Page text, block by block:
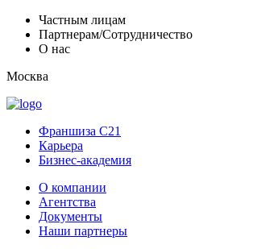
Частным лицам
Партнерам/Сотрудничество
О нас
Москва
Франшиза C21
Карьера
Бизнес-академия
О компании
Агентства
Документы
Наши партнеры